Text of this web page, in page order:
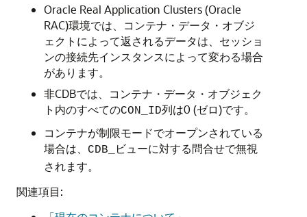
Oracle Real Application Clusters (Oracle
RAC)環境では、コンテナ・データ・オブジ
ェクトによって返されるデータは、セッショ
ンの接続先インスタンスによって変わる場合
があります。
非CDBでは、コンテナ・データ・オブジェク
ト内のすべてのCON_ID列は0 (ゼロ)です。
コンテナが制限モードでオープンされている
場合は、
CDB_
ビューに対する問合せで無視
されます。
関連項目: